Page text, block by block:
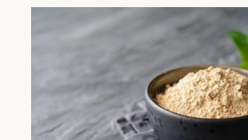
サンタローサ公式オン
～